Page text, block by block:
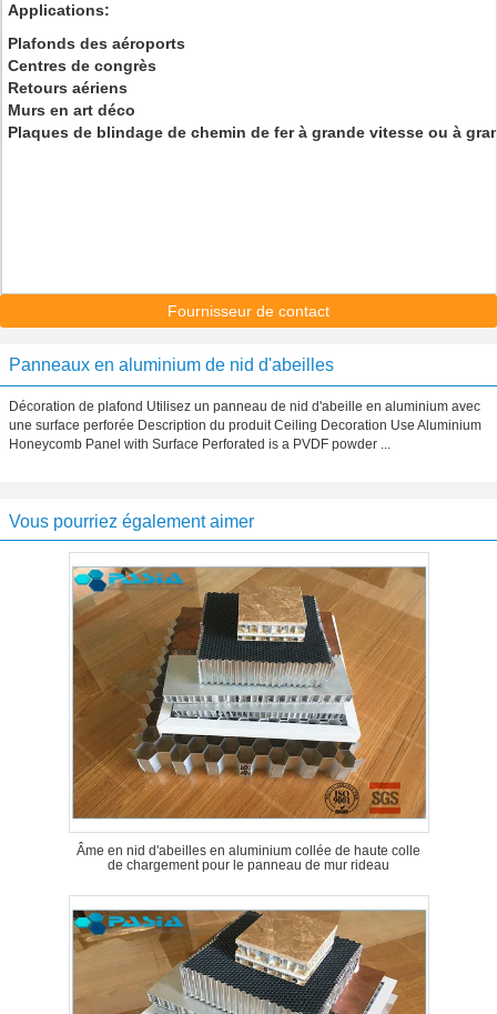
Applications:
Plafonds des aéroports
Centres de congrès
Retours aériens
Murs en art déco
Plaques de blindage de chemin de fer à grande vitesse ou à
Fournisseur de contact
Panneaux en aluminium de nid d'abeilles
Décoration de plafond Utilisez un panneau de nid d'abeille en aluminium avec
une surface perforée Description du produit Ceiling Decoration Use Aluminium
Honeycomb Panel with Surface Perforated is a PVDF powder ...
Vous pourriez également aimer
Âme en nid d'abeilles en aluminium collée de haute colle
de chargement pour le panneau de mur rideau